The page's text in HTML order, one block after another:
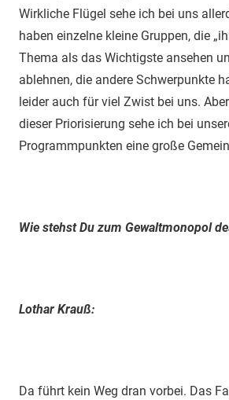
Wirkliche Flügel sehe ich bei uns
haben einzelne kleine Gruppen, die
Thema als das Wichtigste ansehen
ablehnen, die andere Schwerpunkte
leider auch für viel Zwist bei uns.
dieser Priorisierung sehe ich bei
Programmpunkten eine große
Wie stehst Du zum Gewaltmonopol
Lothar Krauß:
Da führt kein Weg dran vorbei. Das